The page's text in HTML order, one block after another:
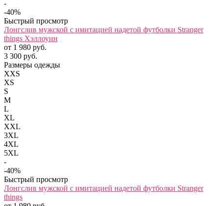
-
-40%
Быстрый просмотр
Лонгслив мужской с имитацией надетой футболки Stranger
things Хэллоуин
от 1 980 руб.
3 300 руб.
Размеры одежды
XXS
XS
S
M
L
XL
XXL
3XL
4XL
5XL
-
-40%
Быстрый просмотр
Лонгслив мужской с имитацией надетой футболки Stranger
things